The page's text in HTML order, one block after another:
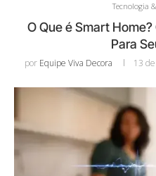
Tecnologia
O Que é Smart
Para
por Equipe Viva Decora 13